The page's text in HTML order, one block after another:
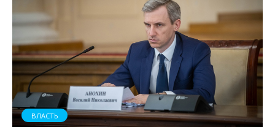
ВЛАСТЬ